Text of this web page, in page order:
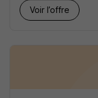
Voir l’offre